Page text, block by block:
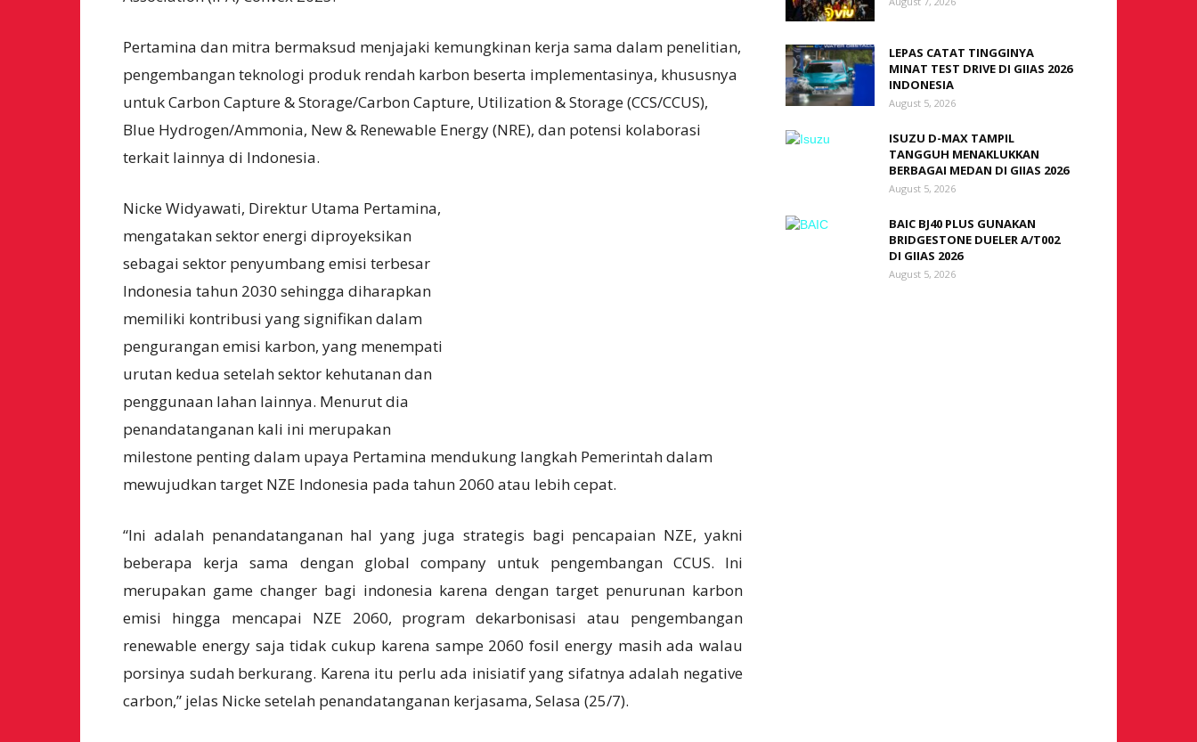
Pertamina dan mitra bermaksud menjajaki kemungkinan kerja sama dalam penelitian,
pengembangan teknologi produk rendah karbon beserta implementasinya, khususnya
untuk Carbon Capture & Storage/Carbon Capture, Utilization & Storage (CCS/CCUS),
Blue Hydrogen/Ammonia, New & Renewable Energy (NRE), dan potensi kolaborasi
terkait lainnya di Indonesia.
Nicke Widyawati, Direktur Utama Pertamina,
mengatakan sektor energi diproyeksikan
sebagai sektor penyumbang emisi terbesar
Indonesia tahun 2030 sehingga diharapkan
memiliki kontribusi yang signifikan dalam
pengurangan emisi karbon, yang menempati
urutan kedua setelah sektor kehutanan dan
penggunaan lahan lainnya. Menurut dia
penandatanganan kali ini merupakan
milestone penting dalam upaya Pertamina mendukung langkah Pemerintah dalam
mewujudkan target NZE Indonesia pada tahun 2060 atau lebih cepat.
“Ini adalah penandatanganan hal yang juga strategis bagi pencapaian NZE, yakni
beberapa kerja sama dengan global company untuk pengembangan CCUS. Ini
merupakan game changer bagi indonesia karena dengan target penurunan karbon
emisi hingga mencapai NZE 2060, program dekarbonisasi atau pengembangan
renewable energy saja tidak cukup karena sampe 2060 fosil energy masih ada walau
porsinya sudah berkurang. Karena itu perlu ada inisiatif yang sifatnya adalah negative
carbon,” jelas Nicke setelah penandatanganan kerjasama, Selasa (25/7).
LEPAS CATAT TINGGINYA
MINAT TEST DRIVE DI GIIAS 2026
INDONESIA
August 5, 2026
ISUZU D-MAX TAMPIL
TANGGUH MENAKLUKKAN
BERBAGAI MEDAN DI GIIAS 2026
August 5, 2026
BAIC BJ40 PLUS GUNAKAN
BRIDGESTONE DUELER A/T002
DI GIIAS 2026
August 5, 2026